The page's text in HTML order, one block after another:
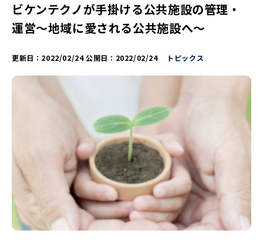
ビケンテクノが手掛ける公共施設の管理・
運営～地域に愛される公共施設へ～
更新日： 2022/02/24 公開日： 2022/02/24 トピックス